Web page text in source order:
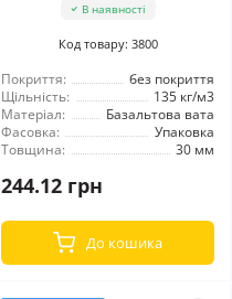
В наявності
Код товару: 3800
Покриття:
без покриття
Щільність:
135 кг/м3
Матеріал:
Базальтова вата
Фасовка:
Упаковка
Товщина:
30 мм
244.12 грн
До кошика